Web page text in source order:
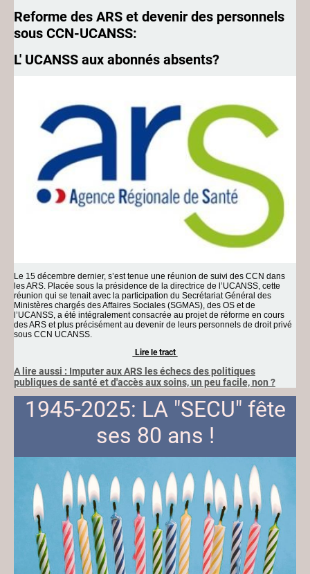
Reforme des ARS et devenir des personnels
sous CCN-UCANSS:
L' UCANSS aux abonnés absents?
Le 15 décembre dernier, s’est tenue une réunion de suivi des CCN dans
les ARS. Placée sous la présidence de la directrice de l’UCANSS, cette
réunion qui se tenait avec la participation du Secrétariat Général des
Ministères chargés des Affaires Sociales (SGMAS), des OS et de
l’UCANSS, a été intégralement consacrée au projet de réforme en cours
des ARS et plus précisément au devenir de leurs personnels de droit privé
sous CCN UCANSS.
Lire le tract
A lire aussi : Imputer aux ARS les échecs des politiques
publiques de santé et d'accès aux soins, un peu facile, non ?
1945-2025: LA "SECU" fête
ses 80 ans !